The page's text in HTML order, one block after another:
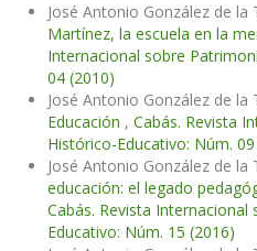
José Antonio González de la
Martínez, la escuela en la
Internacional sobre
04 (2010)
José Antonio González de la
Educación , Cabás. Revista
Histórico-Educativo: Núm.
José Antonio González de la
educación: el legado
Cabás. Revista
Educativo: Núm. 15 (2016)